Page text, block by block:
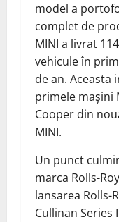
model a
complet de
MINI a livrat
vehicule în
de an. Aceasta
primele mașini
Cooper din
MINI.
Un punct
marca Rolls-
lansarea Rolls-
Cullinan Series